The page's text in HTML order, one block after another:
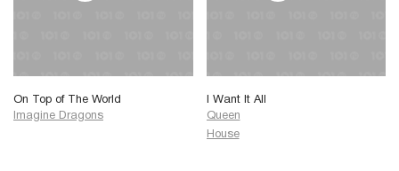
On Top of The World
Imagine Dragons
I Want It All
Queen
House